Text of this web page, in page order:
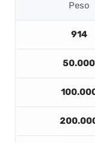
Peso
914
50.000